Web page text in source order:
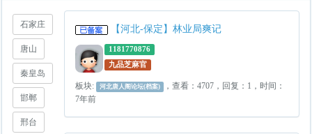
石家庄
唐山
秦皇岛
邯郸
邢台
【河北-保定】林业局爽记
1181770876
九品芝麻官
板块: 河北唐人阁论坛(档案)
，查看：4707，回复：1，时间：
7年前